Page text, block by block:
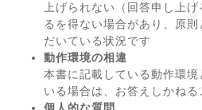
上げられない（回答申し上
るを得ない場合があり、原
だいている状況です
動作環境の相違
本書に記載している動作環
いる場合は、お答えしかねる